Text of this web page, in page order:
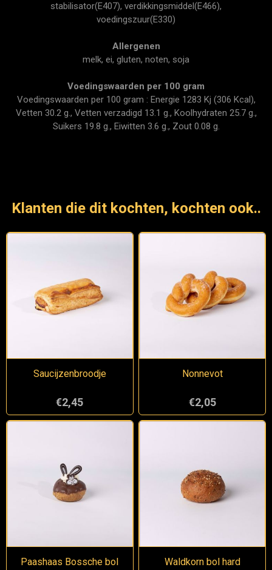
stabilisator(E407), verdikkingsmiddel(E466),
voedingszuur(E330)
Allergenen
melk, ei, gluten, noten, soja
Voedingswaarden per 100 gram
Voedingswaarden per 100 gram : Energie 1283 Kj (306 Kcal),
Vetten 30.2 g., Vetten verzadigd 13.1 g., Koolhydraten 25.7 g.,
Suikers 19.8 g., Eiwitten 3.6 g., Zout 0.08 g.
Klanten die dit kochten, kochten ook..
Saucijzenbroodje
€2,45
Nonnevot
€2,05
Paashaas Bossche bol Waldkorn bol hard